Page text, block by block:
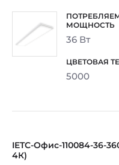
36 Вт
5000
IETC-Офис-110084-36-
4К)